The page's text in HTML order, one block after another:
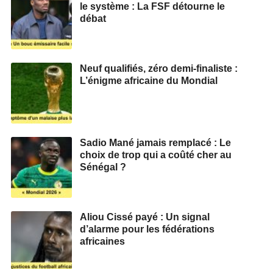
le système : La FSF détourne le
débat
Neuf qualifiés, zéro demi‑finaliste :
L’énigme africaine du Mondial
Sadio Mané jamais remplacé : Le
choix de trop qui a coûté cher au
Sénégal ?
Aliou Cissé payé : Un signal
d’alarme pour les fédérations
africaines